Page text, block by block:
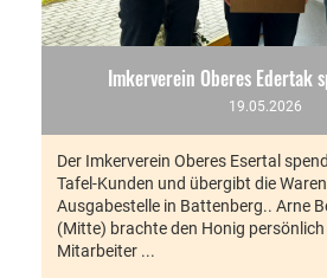
Imkerverein Oberes Edertak
19.05.2026
Der Imkerverein Oberes Esertal
Tafel-Kunden und übergibt die
Ausgabestelle in Battenberg.. Arne
(Mitte) brachte den Honig
Mitarbeiter ...